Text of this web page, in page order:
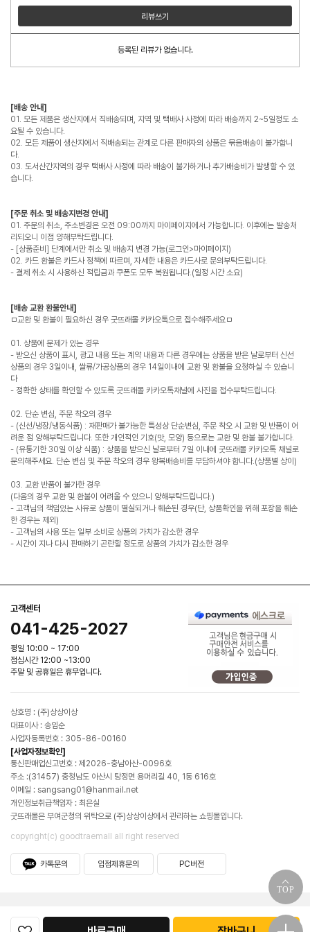
리뷰쓰기
등록된 리뷰가 없습니다.
[배송 안내]
01. 모든 제품은 생산지에서 직배송되며, 지역 및 택배사 사정에 따라 배송까지 2~5일정도 소
요될 수 있습니다.
02. 모든 제품이 생산지에서 직배송되는 관계로 다른 판매자의 상품은 묶음배송이 불가합니
다.
03. 도서산간지역의 경우 택배사 사정에 따라 배송이 불가하거나 추가배송비가 발생할 수 있
습니다.
[주문 취소 및 배송지변경 안내]
01. 주문의 취소, 주소변경은 오전 09:00까지 마이페이지에서 가능합니다. 이후에는 발송처
리되오니 이점 양해부탁드립니다.
- [상품준비] 단계에서만 취소 및 배송지 변경 가능(로그인>마이페이지)
02. 카드 환불은 카드사 정책에 따르며, 자세한 내용은 카드사로 문의부탁드립니다.
- 결제 취소 시 사용하신 적립금과 쿠폰도 모두 복원됩니다.(일정 시간 소요)
[배송 교환 환불안내]
ㅁ교환 및 환불이 필요하신 경우 굿뜨래몰 카카오톡으로 접수해주세요ㅁ
01. 상품에 문제가 있는 경우
- 받으신 상품이 표시, 광고 내용 또는 계약 내용과 다른 경우에는 상품을 받은 날로부터 신선
상품의 경우 3일이내, 쌀류/가공상품의 경우 14일이내에 교환 및 환불을 요청하실 수 있습니
다
- 정확한 상태를 확인할 수 있도록 굿뜨래몰 카카오톡채널에 사진을 접수부탁드립니다.
02. 단순 변심, 주문 착오의 경우
- (신선/냉장/냉동식품) : 재판매가 불가능한 특성상 단순변심, 주문 착오 시 교환 및 반품이 어
려운 점 양해부탁드립니다. 또한 개인적인 기호(맛, 모양) 등으로는 교환 및 환불 불가합니다.
- (유통기한 30일 이상 식품) : 상품을 받으신 날로부터 7일 이내에 굿뜨래몰 카카오톡 채널로
문의해주세요. 단순 변심 및 주문 착오의 경우 왕복배송비를 부담하셔야 합니다.(상품별 상이)
03. 교환 반품이 불가한 경우
(다음의 경우 교환 및 환불이 어려울 수 있으니 양해부탁드립니다.)
- 고객님의 책임있는 사유로 상품이 멸실되거나 훼손된 경우(단, 상품확인을 위해 포장을 훼손
한 경우는 제외)
- 고객님의 사용 또는 일부 소비로 상품의 가치가 감소한 경우
- 시간이 지나 다시 판매하기 곤란할 정도로 상품의 가치가 감소한 경우
고객센터
041-425-2027
평일 10:00 ~ 17:00
점심시간 12:00 ~13:00
주말 및 공휴일은 휴무입니다.
상호명 : (주)상상이상
대표이사 : 송임순
사업자등록번호 : 305-86-00160
[사업자정보확인]
통신판매업신고번호 : 제2026-충남아산-0096호
주소 :(31457) 충청남도 아산시 탕정면 용머리길 40, 1동 616호
이메일 : sangsang01@hanmail.net
개인정보취급책임자 : 최은실
굿뜨래몰은 부여군청의 위탁으로 (주)상상이상에서 관리하는 쇼핑몰입니다.
copyright(c) goodtraemall all right reserved
카톡문의 입점제휴문의 PC버전
TOP